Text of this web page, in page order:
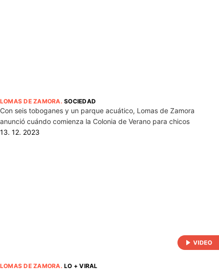
LOMAS DE ZAMORA.SOCIEDAD
Con seis toboganes y un parque acuático, Lomas de Zamora
anunció cuándo comienza la Colonia de Verano para chicos
13. 12. 2023
LOMAS DE ZAMORA.LO + VIRAL